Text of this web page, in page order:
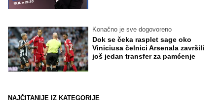
Konačno je sve dogovoreno
Dok se čeka rasplet sage oko
Viniciusa čelnici Arsenala završili
još jedan transfer za pamćenje
NAJČITANIJE IZ KATEGORIJE